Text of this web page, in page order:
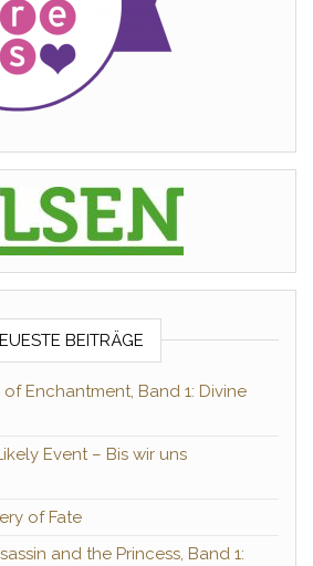
BEITRÄGE
Enchantment, Band 1: Divine
Event – Bis wir uns
of Fate
and the Princess, Band 1: